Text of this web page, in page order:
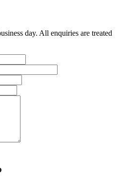
day. All enquiries are treated